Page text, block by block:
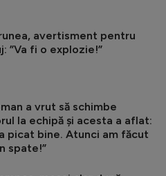
avertisment pentru
”Va fi o explozie!”
a vrut să schimbe
la echipă și acesta a aflat:
picat bine. Atunci am făcut
spate!”